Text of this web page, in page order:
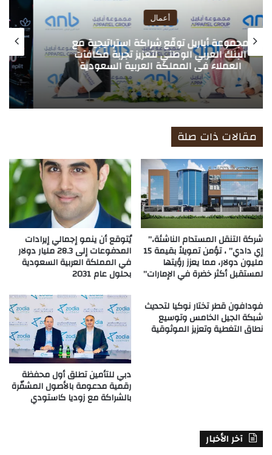
أعمال
هاكاثون الذكاء الاصطناعي من تيك توك
وبلوسوم يجمع رواد الأعمال والمبتكرين
الواعدين في المملكة العربية السعودية
مقالات ذات صلة
شركة التنقل المستدام الناشئة،”
إي دادي” ، تؤمن تمويلاً بقيمة 15
مليون دولار، مما يعزز رؤيتها
لمستقبل أكثر خضرة في الإمارات”
يُتوقع أن ينمو إجمالي إيرادات
المدفوعات إلى 28.3 مليار دولار
في المملكة العربية السعودية
بحلول عام 2031
فودافون قطر تختار نوكيا لتحديث
شبكة الجيل الخامس وتوسيع
نطاق التغطية وتعزيز الموثوقية
دبي للتأمين تطلق أول محفظة
رقمية مدعومة بالأصول المشفّرة
بالشراكة مع زوديا كاستودي
آخر الأخبار